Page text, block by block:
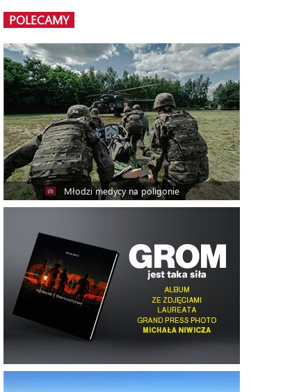
POLECAMY
Młodzi medycy na poligonie